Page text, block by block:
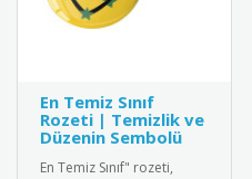
En Temiz Sınıf
Rozeti | Temizlik ve
Düzenin Sembolü
En Temiz Sınıf" rozeti,